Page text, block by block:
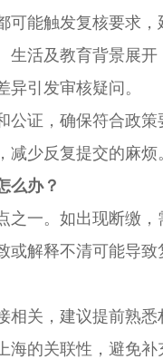
能触发复核要求，
活及教育背景展开
引发审核疑问。
证，确保符合政策
少反复提交的麻烦
么办？
一。如出现断缴，
解释不清可能导致
关，建议提前熟悉
的关联性，避免补